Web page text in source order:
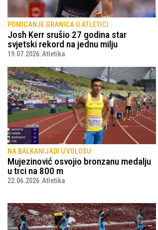
POMICANJE GRANICA U ATLETICI
Josh Kerr srušio 27 godina star
svjetski rekord na jednu milju
19.07.2026.Atletika
NA BALKANIJADI U VOLOSU
Mujezinović osvojio bronzanu medalju
u trci na 800 m
22.06.2026.Atletika